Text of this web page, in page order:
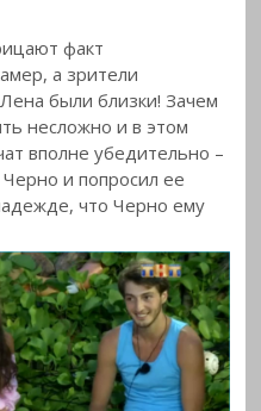
факт
а зрители
были близки! Зачем
несложно и в этом
вполне убедительно –
и попросил ее
что Черно ему